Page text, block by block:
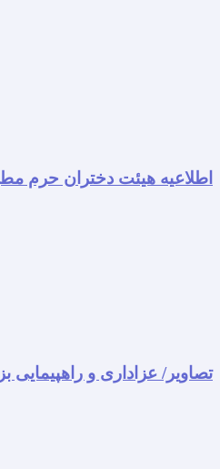
اطلاعیه هیئت دختران حرم
تصاویر/ عزاداری و راهپیمایی